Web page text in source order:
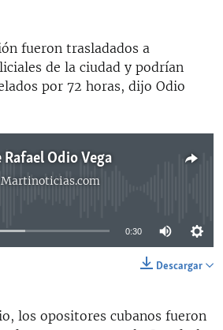
fueron trasladados a
de la ciudad y podrían
por 72 horas, dijo Odio
Odio Vega
currently available
0:30
Descargar
los opositores cubanos fueron